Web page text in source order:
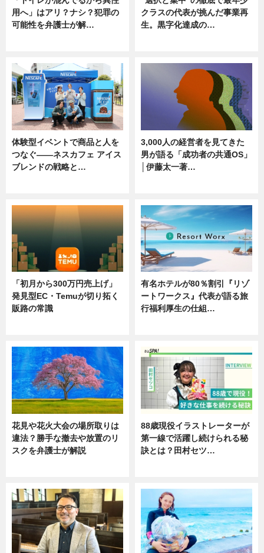
用へ」はアリ？ナシ？犯罪の
可能性を弁護士が解…
クラスの代表が挑んだ事業再
生。黒字化達成の…
体験型イベントで商品と人を
つなぐ――ネスカフェ アイス
ブレンドの戦略と…
3,000人の経営者を見てきた
男が語る「成功者の共通OS」
│伊藤太一著…
「初月から300万円売上げ」
発見型EC・Temuが切り拓く
販路の常識
有名ホテルが80％割引『リゾ
ートワークス』代表が語る旅
行福利厚生の仕組…
花見や花火大会の場所取りは
違法？勝手な撤去や放置のリ
スクを弁護士が解説
88歳現役イラストレーターが
第一線で活躍し続けられる秘
訣とは？田村セツ…